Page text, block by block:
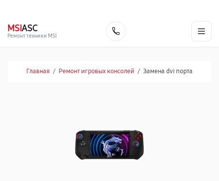
MSIASC
Ремонт техники MSI
Главная / Ремонт игровых консолей / Замена dvi порта